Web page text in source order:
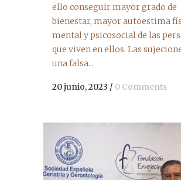
ello conseguir mayor grado de
bienestar, mayor autoestima
mental y psicosocial de las
que viven en ellos. Las
una falsa...
20 junio, 2023 / 0 Comments